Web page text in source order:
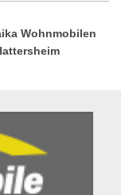
Wohnmobilen